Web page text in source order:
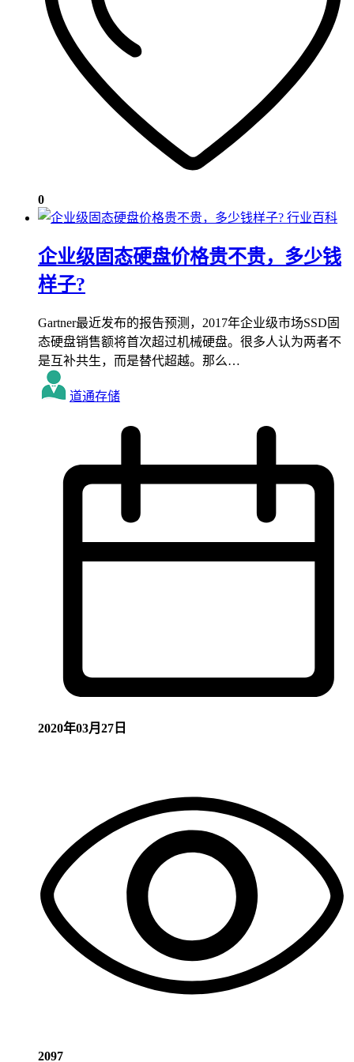
0
行业百科
企业级固态硬盘价格贵不贵，多少钱
样子?
Gartner最近发布的报告预测，2017年企业级市场SSD固
态硬盘销售额将首次超过机械硬盘。很多人认为两者不
是互补共生，而是替代超越。那么…
道通存储
2020年03月27日
2097